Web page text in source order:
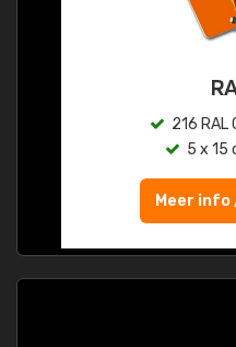
216 RAL
5 x 15
Meer